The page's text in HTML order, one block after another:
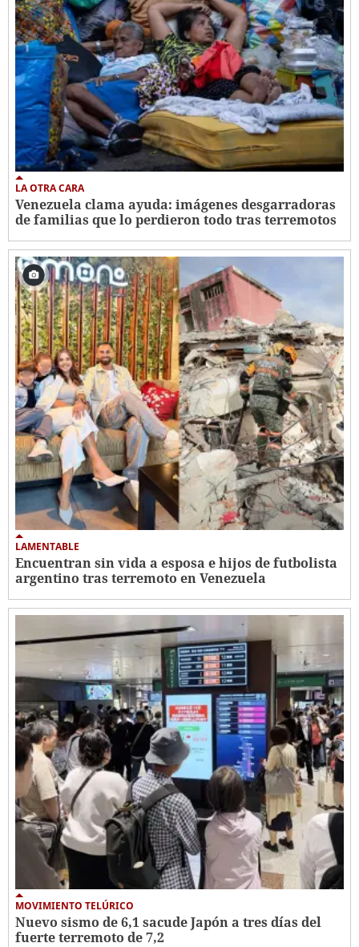
LA OTRA CARA
Venezuela clama ayuda: imágenes desgarradoras
de familias que lo perdieron todo tras terremotos
LAMENTABLE
Encuentran sin vida a esposa e hijos de futbolista
argentino tras terremoto en Venezuela
MOVIMIENTO TELÚRICO
Nuevo sismo de 6,1 sacude Japón a tres días del
fuerte terremoto de 7,2